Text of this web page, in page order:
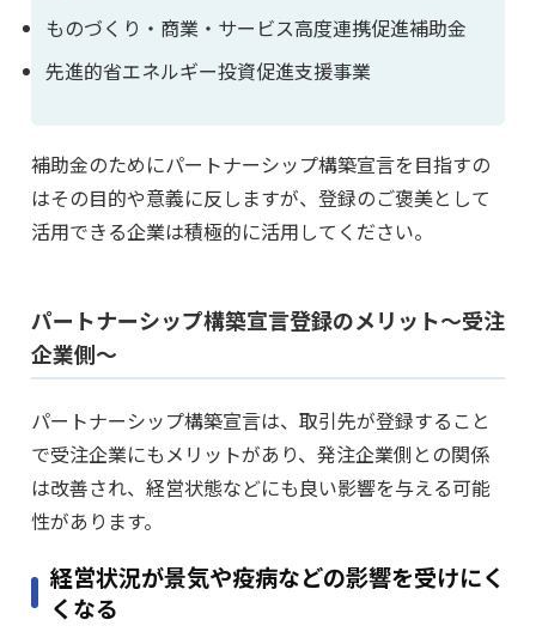
ものづくり・商業・サービス高度連携促進補助金
先進的省エネルギー投資促進支援事業
補助金のためにパートナーシップ構築宣言を目指すの
はその目的や意義に反しますが、登録のご褒美として
活用できる企業は積極的に活用してください。
パートナーシップ構築宣言登録のメリット～受注
企業側～
パートナーシップ構築宣言は、取引先が登録すること
で受注企業にもメリットがあり、発注企業側との関係
は改善され、経営状態などにも良い影響を与える可能
性があります。
経営状況が景気や疫病などの影響を受けにく
くなる